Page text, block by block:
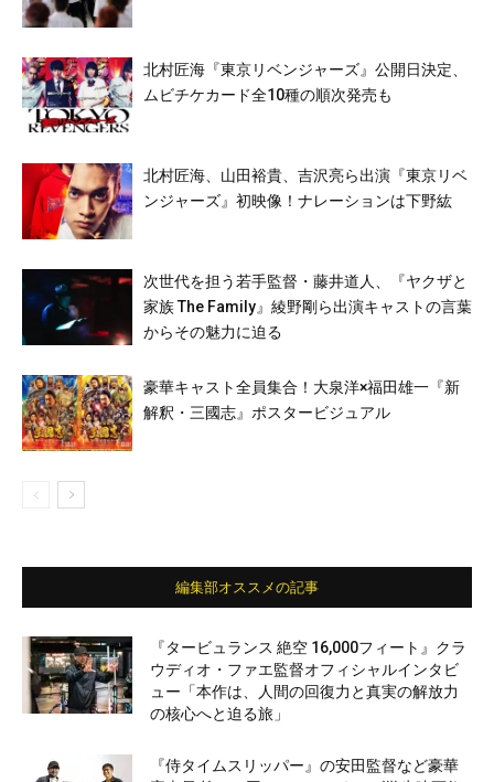
北村匠海『東京リベンジャーズ』公開日決定、
ムビチケカード全10種の順次発売も
北村匠海、山田裕貴、吉沢亮ら出演『東京リベ
ンジャーズ』初映像！ナレーションは下野紘
次世代を担う若手監督・藤井道人、『ヤクザと
家族 The Family』綾野剛ら出演キャストの言葉
からその魅力に迫る
豪華キャスト全員集合！大泉洋×福田雄一『新
解釈・三國志』ポスタービジュアル
編集部オススメの記事
『タービュランス 絶空 16,000フィート』クラ
ウディオ・ファエ監督オフィシャルインタビ
ュー「本作は、人間の回復力と真実の解放力
の核心へと迫る旅」
『侍タイムスリッパー』の安田監督など豪華